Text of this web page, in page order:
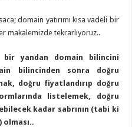
domain yatırımı kısa vadeli bir
makalemizde tekrarlıyoruz..
yandan domain bilincini
bilincinden sonra doğru
doğru fiyatlandırıp doğru
listelemek, doğru
kadar sabrının (tabi ki
olması..